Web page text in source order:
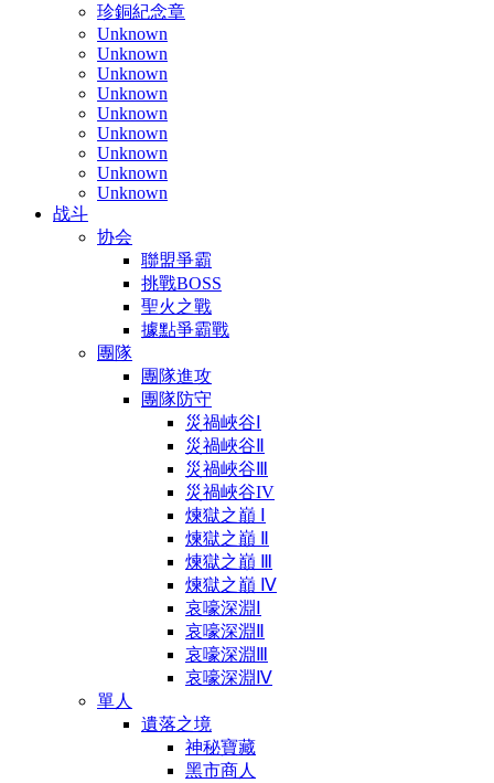
珍銅紀念章
Unknown
Unknown
Unknown
Unknown
Unknown
Unknown
Unknown
Unknown
Unknown
战斗
协会
聯盟爭霸
挑戰BOSS
聖火之戰
據點爭霸戰
團隊
團隊進攻
團隊防守
災禍峽谷Ⅰ
災禍峽谷Ⅱ
災禍峽谷Ⅲ
災禍峽谷IV
煉獄之巔 Ⅰ
煉獄之巔 Ⅱ
煉獄之巔 Ⅲ
煉獄之巔 Ⅳ
哀嚎深淵Ⅰ
哀嚎深淵Ⅱ
哀嚎深淵Ⅲ
哀嚎深淵Ⅳ
單人
遺落之境
神秘寶藏
黑市商人